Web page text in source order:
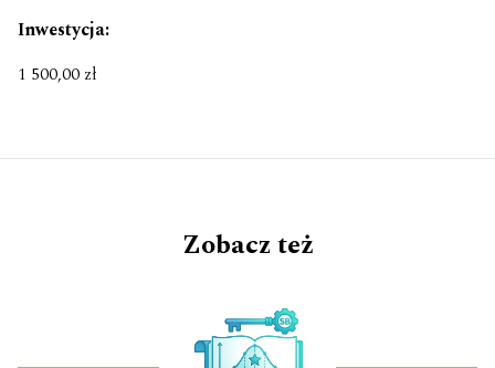
Inwestycja:
1 500,00 zł
Zobacz też